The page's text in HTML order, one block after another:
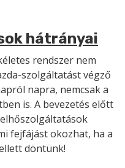
hátrányai
rendszer nem
szolgáltatást végző
napra, nemcsak a
is. A bevezetés előtt
fejfájást okozhat, ha a
döntünk!